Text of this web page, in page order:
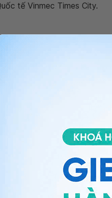
tế Vinmec Times City.
tháng có sao không?”,
chưa đều,
gây rối loạn kinh nguyệt
kém, mất ngủ, ngủ
dinh dưỡng, ngủ đủ giấc,
thấy có kinh nguyệt, bạn
, bạn có thể
nhé. Cảm ơn bạn đã tin